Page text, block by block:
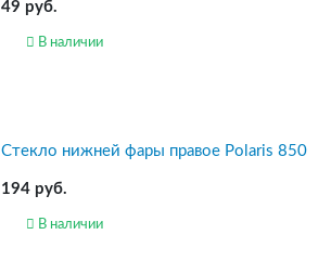
49 руб.
В наличии
Стекло нижней фары правое Polaris 850
194 руб.
В наличии